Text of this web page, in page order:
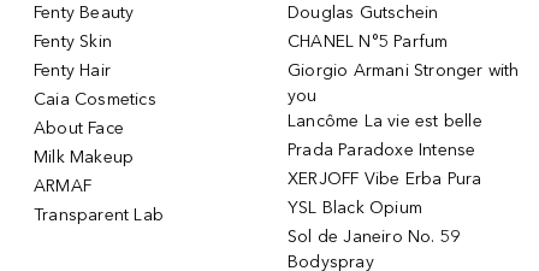
Fenty Beauty
Fenty Skin
Fenty Hair
Caia Cosmetics
About Face
Milk Makeup
ARMAF
Transparent Lab
Douglas Gutschein
CHANEL N°5 Parfum
Giorgio Armani Stronger with
you
Lancôme La vie est belle
Prada Paradoxe Intense
XERJOFF Vibe Erba Pura
YSL Black Opium
Sol de Janeiro No. 59
Bodyspray